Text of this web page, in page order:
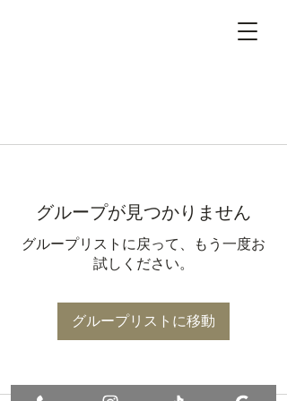
グループが見つかりません
グループリストに戻って、もう一度お
試しください。
グループリストに移動